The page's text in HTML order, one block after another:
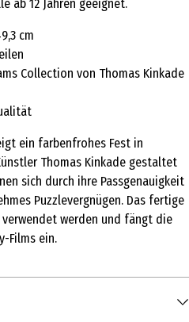
ab 12 Jahren geeignet.
cm
Collection von Thomas Kinkade
ein farbenfrohes Fest in
Thomas Kinkade gestaltet
sich durch ihre Passgenauigkeit
Puzzlevergnügen. Das fertige
werden und fängt die
Films ein.